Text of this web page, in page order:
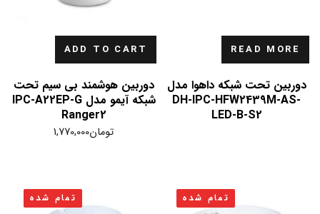
READ MORE
دوربین تحت شبکه داهوا مدل
DH-IPC-HFW2439M-AS-
LED-B-S2
ADD TO CART
دوربین هوشمند بی سیم تحت
شبکه آیمو مدل IPC-A22EP-G
Ranger2
تومان1,770,000
تمام شده تمام شده